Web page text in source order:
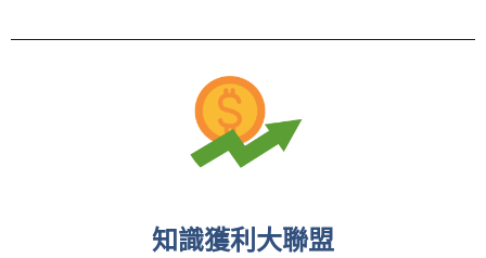
知識獲利大聯盟